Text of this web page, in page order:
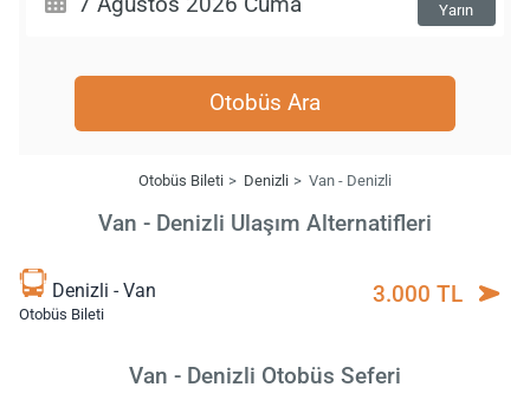
Yarın
Otobüs Ara
Otobüs Bileti Denizli Van - Denizli
Van - Denizli Ulaşım Alternatifleri
Denizli - Van
Otobüs Bileti
3.000 TL
Van - Denizli Otobüs Seferi